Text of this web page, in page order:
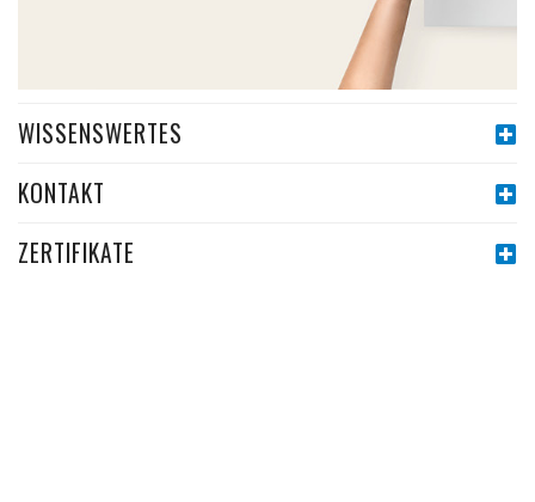
WISSENSWERTES
KONTAKT
ZERTIFIKATE